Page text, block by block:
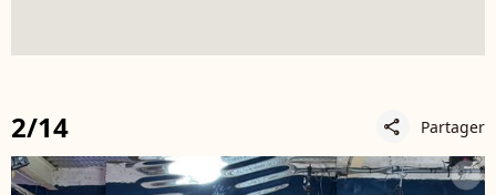
2/14 share Partager